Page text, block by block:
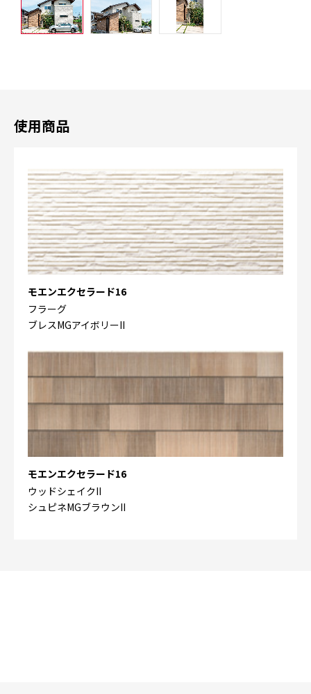
使用商品
モエンエクセラード16
フラーグ
ブレスMGアイボリーII
モエンエクセラード16
ウッドシェイクII
シュピネMGブラウンII